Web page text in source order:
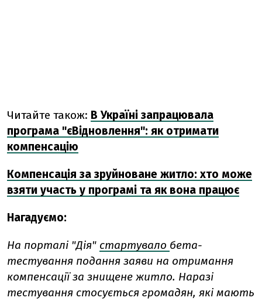
Читайте також: В Україні запрацювала
програма "єВідновлення": як отримати
компенсацію
Компенсація за зруйноване житло: хто може
взяти участь у програмі та як вона працює
Нагадуємо:
На порталі "Дія" стартувало бета-
тестування подання заяви на отримання
компенсації за знищене житло. Наразі
тестування стосується громадян, які мають